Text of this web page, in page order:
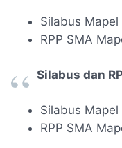
Silabus
RPP SMA
Silabus dan
Silabus
RPP SMA